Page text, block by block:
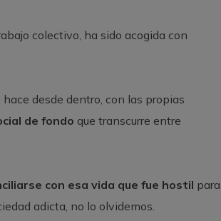
colectivo, ha sido acogida con
desde dentro, con las propias
de fondo que transcurre entre
con esa vida que fue hostil para
adicta, no lo olvidemos.